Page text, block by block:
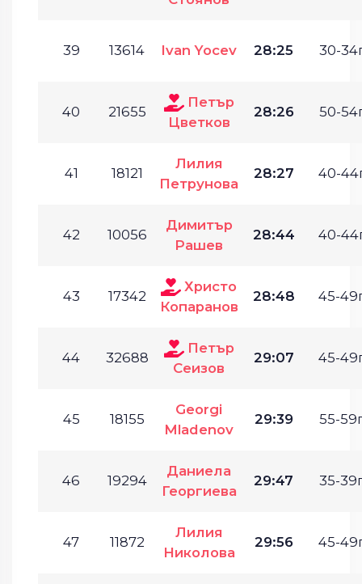
39 13614 Ivan Yocev 28:25 30-
40 21655
Петър
Цветков
28:26 50-
41 18121
Лилия
Петрунова
28:27 40-
42 10056
Димитър
Рашев
28:44 40-
43 17342
Христо
Копаранов
28:48 45-
44 32688
Петър
Сеизов
29:07 45-
45 18155
Georgi
Mladenov
29:39 55-
46 19294
Даниела
Георгиева
29:47 35-
47 11872
Лилия
Николова
29:56 45-